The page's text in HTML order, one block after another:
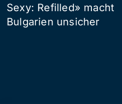
Sexy: Refilled» macht
Bulgarien unsicher